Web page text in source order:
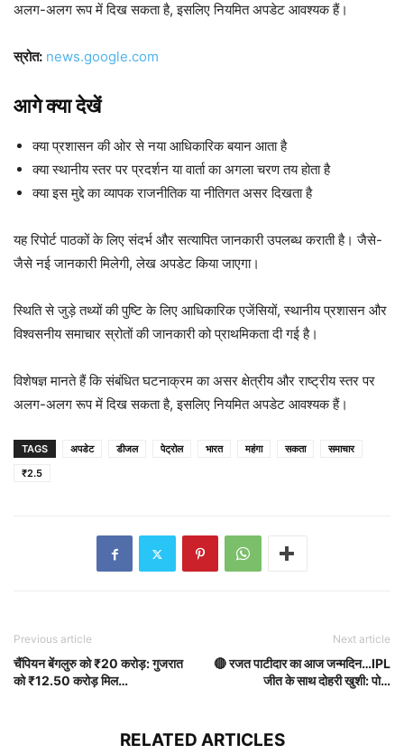
अलग-अलग रूप में दिख सकता है, इसलिए नियमित अपडेट आवश्यक हैं।
स्रोत: news.google.com
आगे क्या देखें
क्या प्रशासन की ओर से नया आधिकारिक बयान आता है
क्या स्थानीय स्तर पर प्रदर्शन या वार्ता का अगला चरण तय होता है
क्या इस मुद्दे का व्यापक राजनीतिक या नीतिगत असर दिखता है
यह रिपोर्ट पाठकों के लिए संदर्भ और सत्यापित जानकारी उपलब्ध कराती है। जैसे-
जैसे नई जानकारी मिलेगी, लेख अपडेट किया जाएगा।
स्थिति से जुड़े तथ्यों की पुष्टि के लिए आधिकारिक एजेंसियों, स्थानीय प्रशासन और
विश्वसनीय समाचार स्रोतों की जानकारी को प्राथमिकता दी गई है।
विशेषज्ञ मानते हैं कि संबंधित घटनाक्रम का असर क्षेत्रीय और राष्ट्रीय स्तर पर
अलग-अलग रूप में दिख सकता है, इसलिए नियमित अपडेट आवश्यक हैं।
TAGS अपडेट डीजल पेट्रोल भारत महंगा सकता
समाचार
₹2.5
Previous article
चैंपियन बेंगलुरु को ₹20 करोड़: गुजरात
को ₹12.50 करोड़ मिल…
Next article
🔴 रजत पाटीदार का आज जन्मदिन…IPL
जीत के साथ दोहरी खुशी: पो…
RELATED ARTICLES